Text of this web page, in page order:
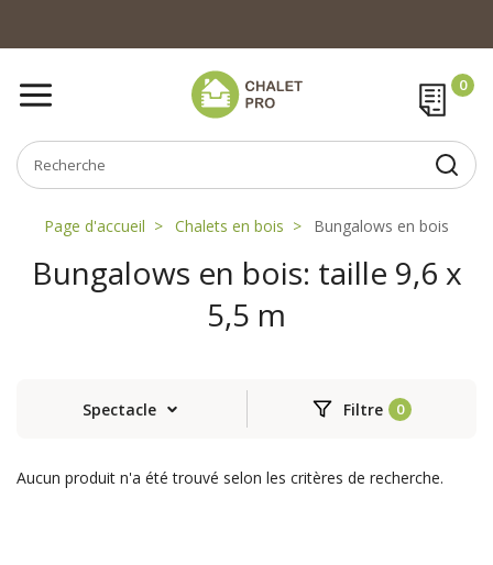
Page d'accueil Chalets en bois Bungalows en bois
Bungalows en bois: taille 9,6 x
5,5 m
Spectacle Filtre
Aucun produit n'a été trouvé selon les critères de recherche.